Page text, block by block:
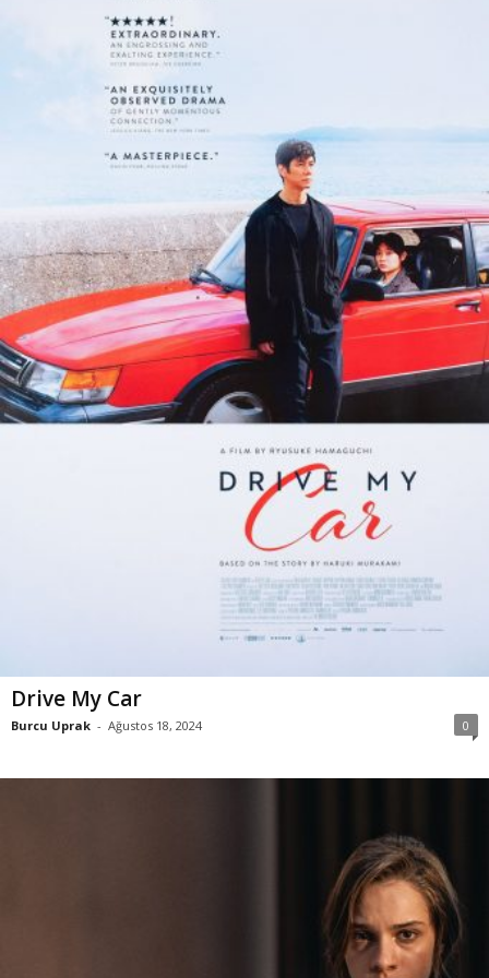
Drive My Car
Burcu Uprak - Ağustos 18, 2024 0